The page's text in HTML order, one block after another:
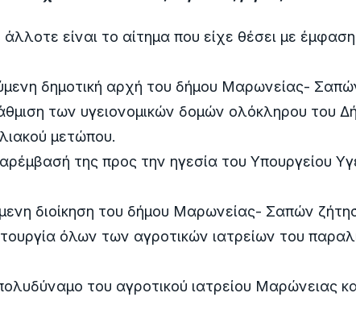
είναι το αίτημα που είχε θέσει με έμφαση
δημοτική αρχή του δήμου Μαρωνείας-
των υγειονομικών δομών ολόκληρου του
μετώπου.
της προς την ηγεσία του Υπουργείου
διοίκηση του δήμου Μαρωνείας- Σαπών
όλων των αγροτικών ιατρείων του
του αγροτικού ιατρείου Μαρώνειας